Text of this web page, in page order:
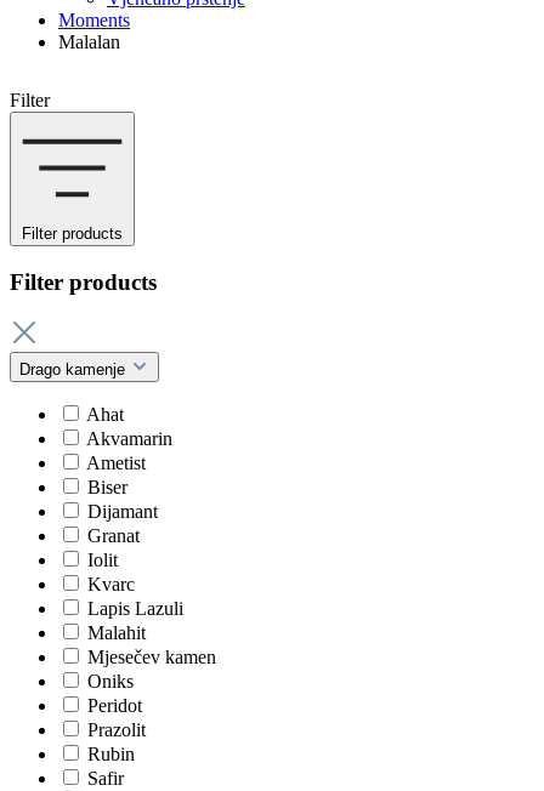
Moments
Malalan
Filter
Filter products
Filter products
Drago kamenje
Ahat
Akvamarin
Ametist
Biser
Dijamant
Granat
Iolit
Kvarc
Lapis Lazuli
Malahit
Mjesečev kamen
Oniks
Peridot
Prazolit
Rubin
Safir